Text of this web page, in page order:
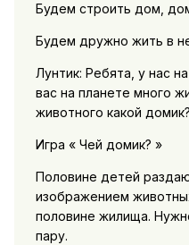
Будем строить дом,
Будем дружно жить в
Лунтик: Ребята, у нас
вас на планете много
животного какой домик?
Игра « Чей домик? »
Половине детей
изображением
половине жилища.
пару.